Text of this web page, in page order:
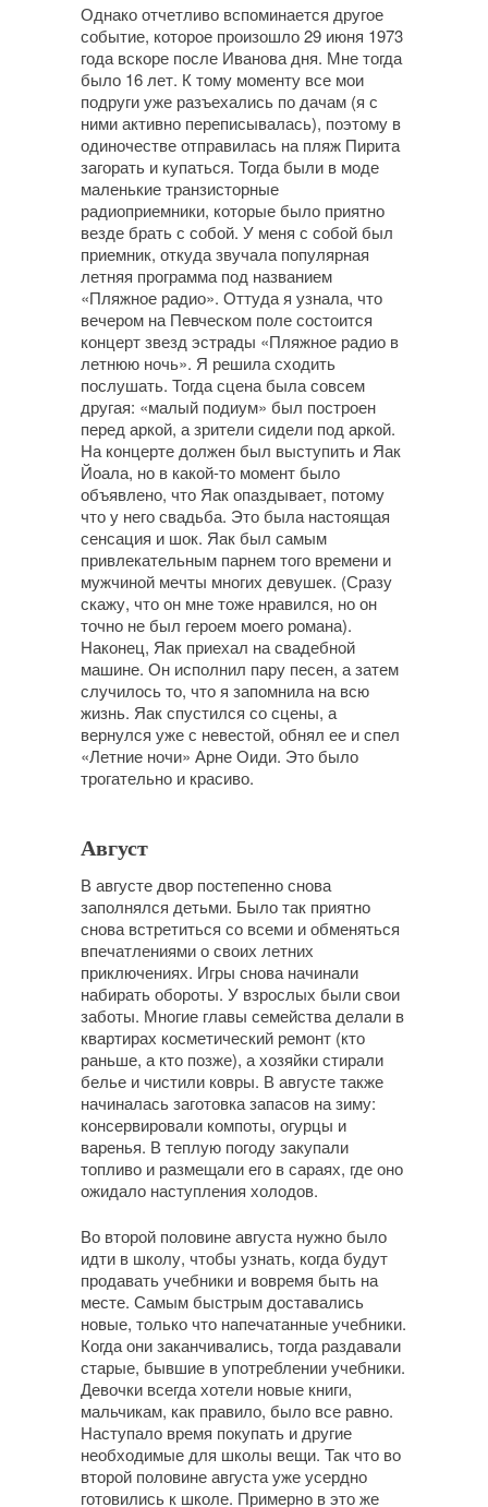
Однако отчетливо вспоминается другое
событие, которое произошло 29 июня 1973
года вскоре после Иванова дня. Мне тогда
было 16 лет. К тому моменту все мои
подруги уже разъехались по дачам (я с
ними активно переписывалась), поэтому в
одиночестве отправилась на пляж Пирита
загорать и купаться. Тогда были в моде
маленькие транзисторные
радиоприемники, которые было приятно
везде брать с собой. У меня с собой был
приемник, откуда звучала популярная
летняя программа под названием
«Пляжное радио». Оттуда я узнала, что
вечером на Певческом поле состоится
концерт звезд эстрады «Пляжное радио в
летнюю ночь». Я решила сходить
послушать. Тогда сцена была совсем
другая: «малый подиум» был построен
перед аркой, а зрители сидели под аркой.
На концерте должен был выступить и Яак
Йоала, но в какой-то момент было
объявлено, что Яак опаздывает, потому
что у него свадьба. Это была настоящая
сенсация и шок. Яак был самым
привлекательным парнем того времени и
мужчиной мечты многих девушек. (Сразу
скажу, что он мне тоже нравился, но он
точно не был героем моего романа).
Наконец, Яак приехал на свадебной
машине. Он исполнил пару песен, а затем
случилось то, что я запомнила на всю
жизнь. Яак спустился со сцены, а
вернулся уже с невестой, обнял ее и спел
«Летние ночи» Арне Оиди. Это было
трогательно и красиво.
Август
В августе двор постепенно снова
заполнялся детьми. Было так приятно
снова встретиться со всеми и обменяться
впечатлениями о своих летних
приключениях. Игры снова начинали
набирать обороты. У взрослых были свои
заботы. Многие главы семейства делали в
квартирах косметический ремонт (кто
раньше, а кто позже), а хозяйки стирали
белье и чистили ковры. В августе также
начиналась заготовка запасов на зиму:
консервировали компоты, огурцы и
варенья. В теплую погоду закупали
топливо и размещали его в сараях, где оно
ожидало наступления холодов.
Во второй половине августа нужно было
идти в школу, чтобы узнать, когда будут
продавать учебники и вовремя быть на
месте. Самым быстрым доставались
новые, только что напечатанные учебники.
Когда они заканчивались, тогда раздавали
старые, бывшие в употреблении учебники.
Девочки всегда хотели новые книги,
мальчикам, как правило, было все равно.
Наступало время покупать и другие
необходимые для школы вещи. Так что во
второй половине августа уже усердно
готовились к школе. Примерно в это же